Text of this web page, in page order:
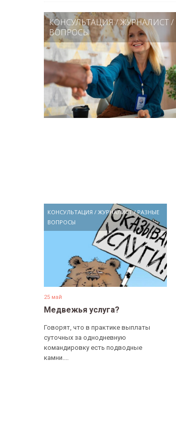
КОНСУЛЬТАЦИЯ/ЖУРНАЛИСТ/
ВОПРОСЫ
КОНСУЛЬТАЦИЯ / ЖУРНАЛИСТ/РАЗНЫЕ
ВОПРОСЫ
25 май
Медвежья услуга?
Говорят, что в практике выплаты
суточных за однодневную
командировку есть подводные
камни....